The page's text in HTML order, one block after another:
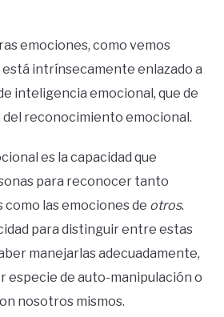
emociones, como vemos
intrínsecamente enlazado a
inteligencia emocional, que de
del reconocimiento emocional.
es la capacidad que
para reconocer tanto
las emociones de otros.
para distinguir entre estas
manejarlas adecuadamente,
especie de auto-manipulación o
nosotros mismos.